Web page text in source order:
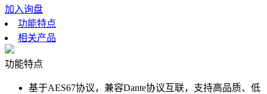
加入询盘
功能特点
相关产品
功能特点
基于AES67协议，兼容Dante协议互联，支持高品质、低